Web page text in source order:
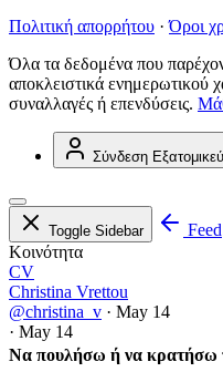
Πολιτική απορρήτου · Όροι
Όλα τα δεδομένα που
αποκλειστικά ενημερωτικού
συναλλαγές ή επενδύσεις.
Σύνδεση
Toggle Sidebar
Feed
Κοινότητα
CV
Christina Vrettou
@christina_v · May 14
· May 14
Να πουλήσω ή να κρατήσω